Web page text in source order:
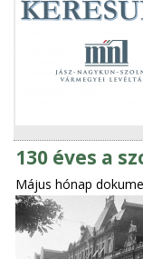
130 éves a
Május hónap